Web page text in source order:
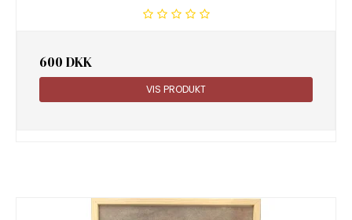
600 DKK
VIS PRODUKT